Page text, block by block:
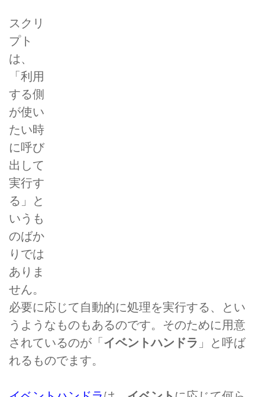
スクリ
プト
は、
「利用
する側
が使い
たい時
に呼び
出して
実行す
る」と
いうも
のばか
りでは
ありま
せん。
必要に応じて自動的に処理を実行する、とい
うようなものもあるのです。そのために用意
されているのが「 イベントハンドラ 」と呼ば
れるものでます。